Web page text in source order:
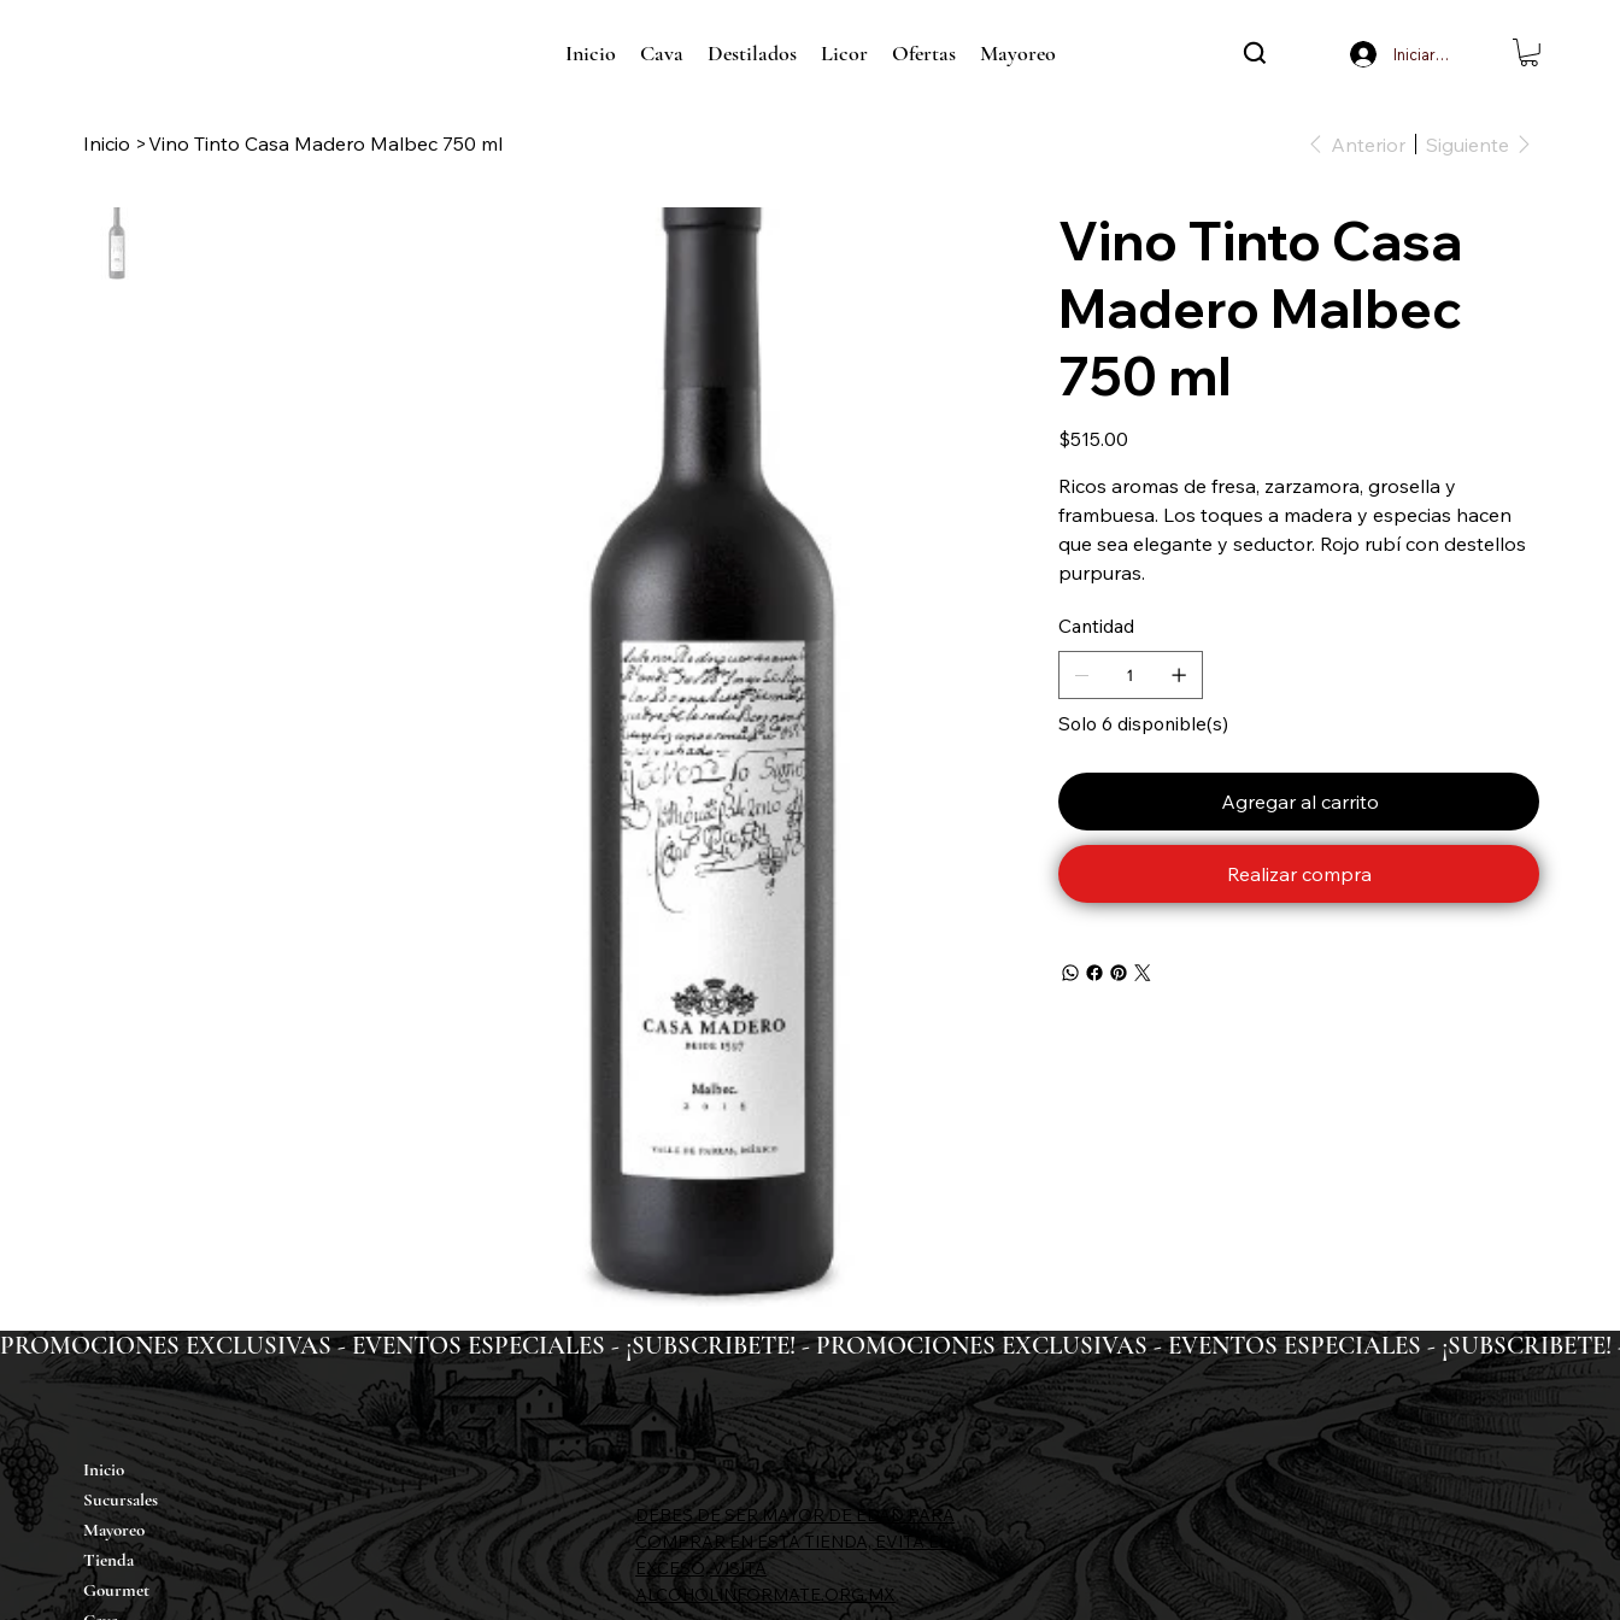
Inicio Cava Destilados Licor Ofertas Mayoreo Iniciar sesión
Inicio >Vino Tinto Casa Madero Malbec 750 ml Anterior Siguiente
Vino Tinto Casa
Madero Malbec
750 ml
Precio
$515.00
Ricos aromas de fresa, zarzamora, grosella y
frambuesa. Los toques a madera y especias hacen
que sea elegante y seductor. Rojo rubí con destellos
purpuras.
Cantidad
Solo 6 disponible(s)
Agregar al carrito
Realizar compra
PROMOCIONES EXCLUSIVAS - EVENTOS ESPECIALES - ¡SUBSCRIBETE! -
Inicio
Sucursales
Mayoreo
Tienda
Gourmet
DEBES DE SER MAYOR DE EDAD PARA
COMPRAR EN ESTA TIENDA, EVITA EL
EXCESO, VISITA
ALCOHOLINFORMATE.ORG.MX